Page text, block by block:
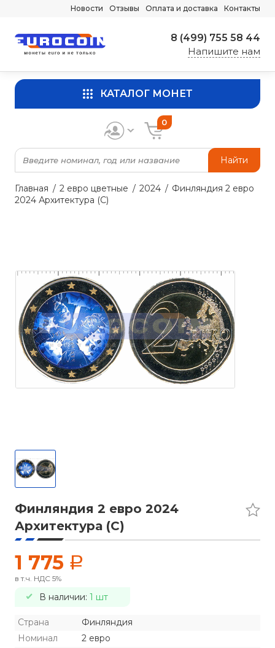
Новости Отзывы Оплата и доставка Контакты
8 (499) 755 58 44
Напишите нам
КАТАЛОГ МОНЕТ
Найти
0
Главная 2 евро цветные 2024
Финляндия 2 евро
2024 Архитектура (C)
Финляндия 2 евро 2024
Архитектура (C)
1 775 a
в т.ч. НДС 5%
В наличии: 1 шт
Страна
Финляндия
Номинал
2 евро